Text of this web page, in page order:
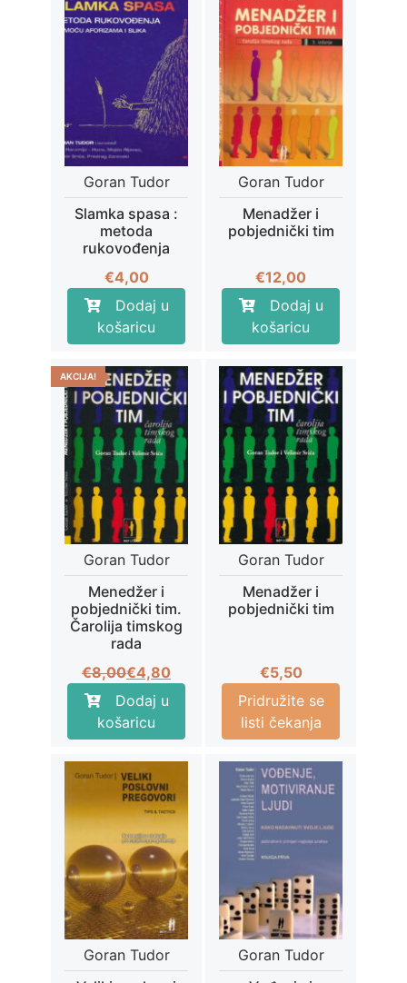
Goran Tudor
Slamka spasa :
metoda
rukovođenja
€4,00
Dodaj u
košaricu
Goran Tudor
Menadžer i
pobjednički tim
€12,00
Dodaj u
košaricu
AKCIJA!
Goran Tudor
Menedžer i
pobjednički tim.
Čarolija timskog
rada
€8,00Izvorna
cijena
bila
je:
€8,00.
€4,80
Trenutna
cijena
je:
€4,80.
Dodaj u
košaricu
Goran Tudor
Menadžer i
pobjednički tim
€5,50
Pridružite se
listi čekanja
Goran Tudor
Goran Tudor